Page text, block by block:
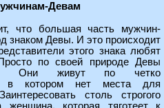
Девам
что большая часть мужчин-
знаком Девы. И это происходит
этого знака любят
по своей природе Девы
Они живут по четко
в котором нет места для
столь строгого